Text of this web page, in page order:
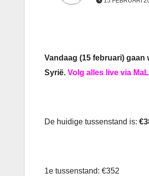
Vandaag (15 februari)
Syrië. Volg alles live via
De huidige tussenstand is:
1e tussenstand: €352